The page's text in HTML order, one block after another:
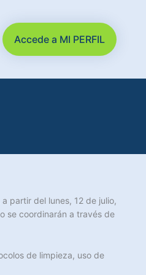
Accede a MI PERFIL
partir del lunes, 12 de julio,
se coordinarán a través de
de limpieza, uso de